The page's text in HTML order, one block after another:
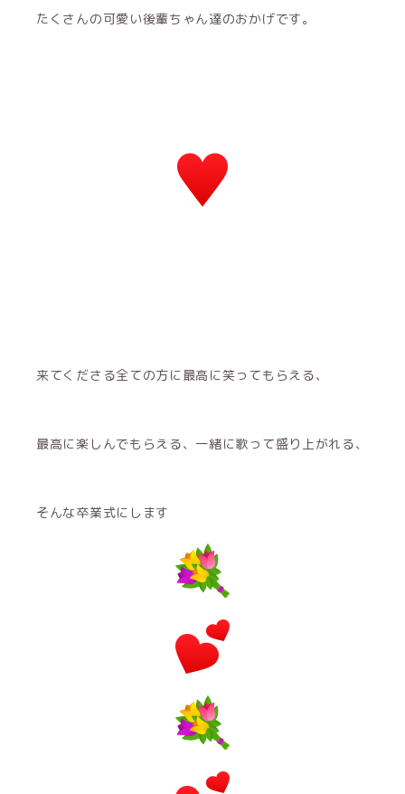
たくさんの可愛い後輩ちゃん達のおかげです。
来てくださる全ての方に最高に笑ってもらえる、
最高に楽しんでもらえる、一緒に歌って盛り上がれる、
そんな卒業式にします